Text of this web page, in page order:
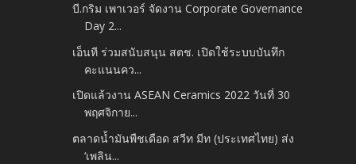
บี.กริม เพาเวอร์ จัดงาน Corporate Governance
Day 2...
เอ็นที ร่วมสนับสนุน สตช. เปิดใช้ระบบบันทึก
คะแนนคว...
เปิดแล้วงาน ASEAN Ceramics 2022 วันที่ 30
พฤศจิกาย...
ตลาดน้ำมันพืชเดือด สวีท มีท (ประเทศไทย) ส่ง
‘เพลิน...